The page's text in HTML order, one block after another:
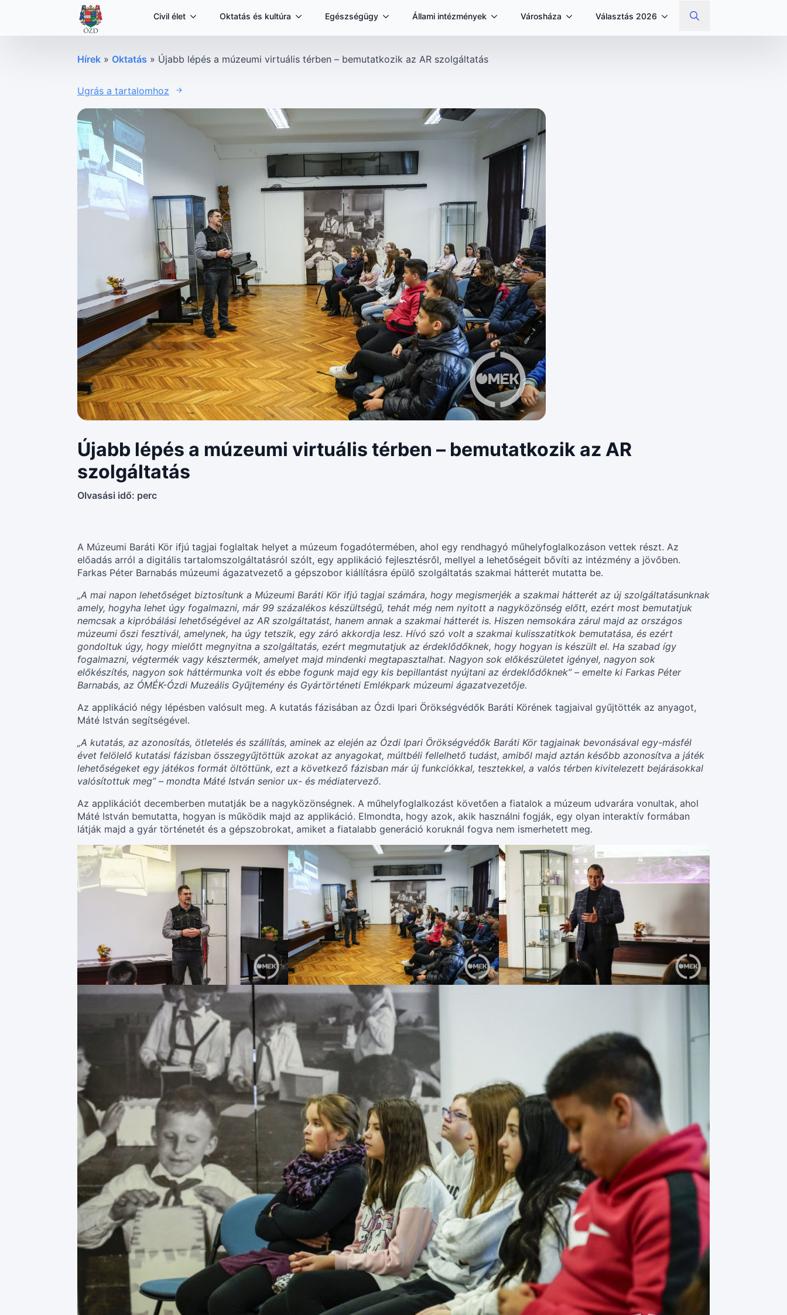
Civil élet Oktatás és kultúra Egészségügy Állami intézmények Városháza Választás 2026
Search
Hírek » Oktatás » Újabb lépés a múzeumi virtuális térben – bemutatkozik az AR szolgáltatás
Ugrás a tartalomhoz
Újabb lépés a múzeumi virtuális térben – bemutatkozik az AR
szolgáltatás
Olvasási idő: perc
A Múzeumi Baráti Kör ifjú tagjai foglaltak helyet a múzeum fogadótermében, ahol egy rendhagyó műhelyfoglalkozáson vettek részt. Az
előadás arról a digitális tartalomszolgáltatásról szólt, egy applikáció fejlesztésről, mellyel a lehetőségeit bővíti az intézmény a jövőben.
Farkas Péter Barnabás múzeumi ágazatvezető a gépszobor kiállításra épülő szolgáltatás szakmai hátterét mutatta be.
„A mai napon lehetőséget biztosítunk a Múzeumi Baráti Kör ifjú tagjai számára, hogy megismerjék a szakmai hátterét az új szolgáltatásunknak
amely, hogyha lehet úgy fogalmazni, már 99 százalékos készültségű, tehát még nem nyitott a nagyközönség előtt, ezért most bemutatjuk
nemcsak a kipróbálási lehetőségével az AR szolgáltatást, hanem annak a szakmai hátterét is. Hiszen nemsokára zárul majd az országos
múzeumi őszi fesztivál, amelynek, ha úgy tetszik, egy záró akkordja lesz. Hívó szó volt a szakmai kulisszatitkok bemutatása, és ezért
gondoltuk úgy, hogy mielőtt megnyitna a szolgáltatás, ezért megmutatjuk az érdeklődőknek, hogy hogyan is készült el. Ha szabad így
fogalmazni, végtermék vagy késztermék, amelyet majd mindenki megtapasztalhat. Nagyon sok előkészületet igényel, nagyon sok
előkészítés, nagyon sok háttérmunka volt és ebbe fogunk majd egy kis bepillantást nyújtani az érdeklődőknek” – emelte ki Farkas Péter
Barnabás, az ÓMÉK-Ózdi Muzeális Gyűjtemény és Gyártörténeti Emlékpark múzeumi ágazatvezetője.
Az applikáció négy lépésben valósult meg. A kutatás fázisában az Ózdi Ipari Örökségvédők Baráti Körének tagjaival gyűjtötték az anyagot,
Máté István segítségével.
„A kutatás, az azonosítás, ötletelés és szállítás, aminek az elején az Ózdi Ipari Örökségvédők Baráti Kör tagjainak bevonásával egy-másfél
évet felölelő kutatási fázisban összegyűjtöttük azokat az anyagokat, múltbéli fellelhető tudást, amiből majd aztán később azonosítva a játék
lehetőségeket egy játékos formát öltöttünk, ezt a következő fázisban már új funkciókkal, tesztekkel, a valós térben kivitelezett bejárásokkal
valósítottuk meg” – mondta Máté István senior ux- és médiatervező.
Az applikációt decemberben mutatják be a nagyközönségnek. A műhelyfoglalkozást követően a fiatalok a múzeum udvarára vonultak, ahol
Máté István bemutatta, hogyan is működik majd az applikáció. Elmondta, hogy azok, akik használni fogják, egy olyan interaktív formában
látják majd a gyár történetét és a gépszobrokat, amiket a fiatalabb generáció koruknál fogva nem ismerhetett meg.